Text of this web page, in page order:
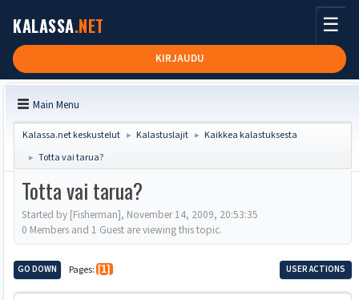
KALASSA.NET
KIRJAUDU
☰
Main Menu
Kalassa.net keskustelut ► Kalastuslajit ► Kaikkea kalastuksesta
► Totta vai tarua?
Totta vai tarua?
Started by [Fisherman], November 14, 2009, 20:53:35
0 Members and 1 Guest are viewing this topic.
GO DOWN Pages 1 USER ACTIONS